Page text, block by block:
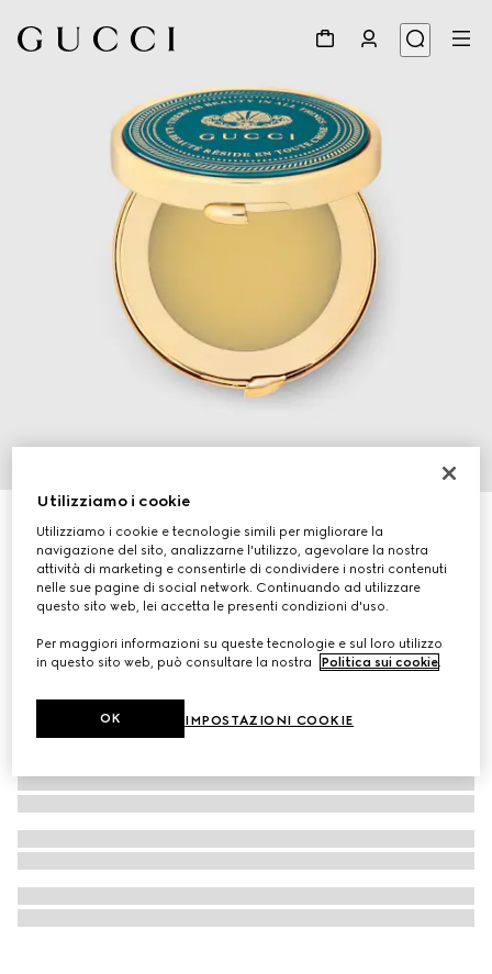
Gucci Baume Nourrissant Universel, Balsamo Nutriente
€ 62
Utilizziamo i cookie
Utilizziamo i cookie e tecnologie simili per migliorare la
navigazione del sito, analizzarne l'utilizzo, agevolare la nostra
attività di marketing e consentirle di condividere i nostri contenuti
nelle sue pagine di social network. Continuando ad utilizzare
questo sito web, lei accetta le presenti condizioni d'uso.
Per maggiori informazioni su queste tecnologie e sul loro utilizzo
in questo sito web, può consultare la nostra
Politica sui cookie.
IMPOSTAZIONI COOKIE
OK